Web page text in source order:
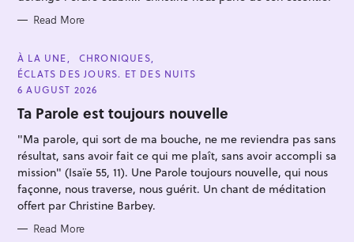
Read More
C
A
T
E
O
R
E
À LA UNE
CHRONIQUES
ÉCLATS DES JOURS. ET DES NUITS
6 AUGUST 2026
Ta Parole est toujours nouvelle
"Ma parole, qui sort de ma bouche, ne me reviendra pas sans
résultat, sans avoir fait ce qui me plaît, sans avoir accompli sa
mission" (Isaïe 55, 11). Une Parole toujours nouvelle, qui nous
façonne, nous traverse, nous guérit. Un chant de méditation
offert par Christine Barbey.
Read More